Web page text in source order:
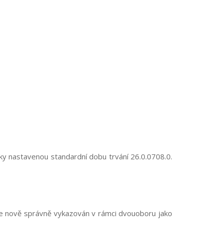
nastavenou standardní dobu trvání 26.0.0708.0.
správně vykazován v rámci dvouoboru jako